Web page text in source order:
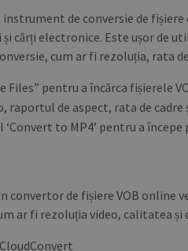
instrument de conversie de
cărți electronice. Este ușor de
cum ar fi rezoluția, rata
Files” pentru a încărca fișierele
raportul de aspect, rata de cadre
‘Convert to MP4’ pentru a începe
convertor de fișiere VOB online
ar fi rezoluția video, calitatea